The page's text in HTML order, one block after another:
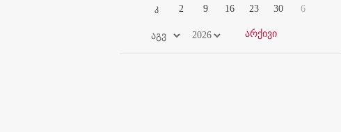
კ 2 9 16 23 30 6